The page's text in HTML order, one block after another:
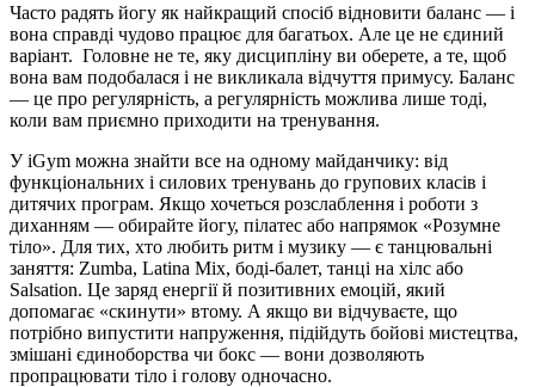
Часто радять йогу як найкращий спосіб відновити баланс — і
вона справді чудово працює для багатьох. Але це не єдиний
варіант. Головне не те, яку дисципліну ви оберете, а те, щоб
вона вам подобалася і не викликала відчуття примусу. Баланс
— це про регулярність, а регулярність можлива лише тоді,
коли вам приємно приходити на тренування.
У iGym можна знайти все на одному майданчику: від
функціональних і силових тренувань до групових класів і
дитячих програм. Якщо хочеться розслаблення і роботи з
диханням — обирайте йогу, пілатес або напрямок «Розумне
тіло». Для тих, хто любить ритм і музику — є танцювальні
заняття: Zumba, Latina Mix, боді-балет, танці на хілс або
Salsation. Це заряд енергії й позитивних емоцій, який
допомагає «скинути» втому. А якщо ви відчуваєте, що
потрібно випустити напруження, підійдуть бойові мистецтва,
змішані єдиноборства чи бокс — вони дозволяють
пропрацювати тіло і голову одночасно.